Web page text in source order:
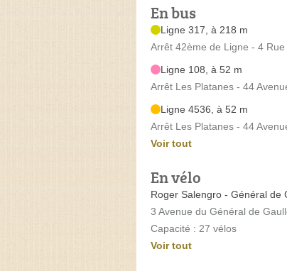
En bus
Ligne 317, à 218 m
Arrêt 42ème de Ligne - 4
Ligne 108, à 52 m
Arrêt Les Platanes - 44
Ligne 4536, à 52 m
Arrêt Les Platanes - 44
Voir tout
En vélo
Roger Salengro - Général de
3 Avenue du Général de
Capacité : 27 vélos
Voir tout